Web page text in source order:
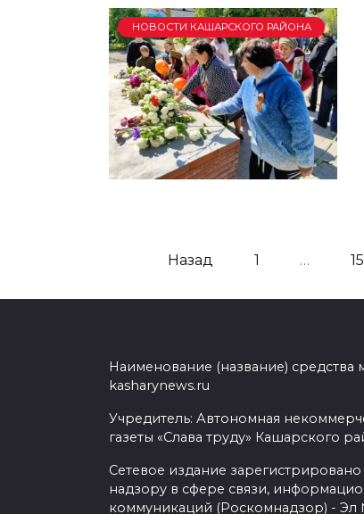
НОВОСТИ КАШАРСКОГО РАЙОНА
Пагинация
Назад 1 …
Наименование (название)
kasharynews.ru
Учредитель: Автономная
газеты «Слава труду» Кашарского
Сетевое издание
надзору в сфере связи,
коммуникаций (Роскомнадзор) - Эл